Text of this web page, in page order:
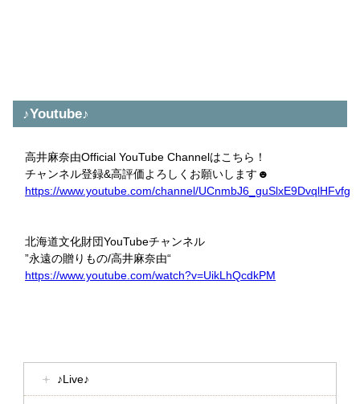
♪Youtube♪
高井麻奈由Official YouTube Channelはこちら！
チャンネル登録&高評価よろしくお願いします☻
https://www.youtube.com/channel/UCnmbJ6_guSlxE9DvqlHFvfg
北海道文化財団YouTubeチャンネル
”永遠の贈りもの/高井麻奈由“
https://www.youtube.com/watch?v=UikLhQcdkPM
♪Live♪